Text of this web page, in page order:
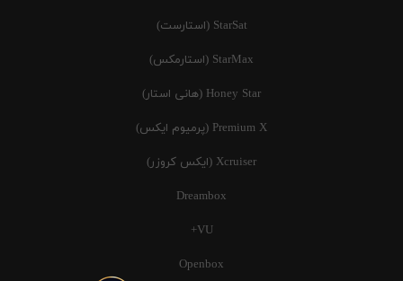
StarSat (استارست)
StarMax (استارمکس)
Honey Star (هانی استار)
Premium X (پرمیوم ایکس)
Xcruiser (ایکس کروزر)
Dreambox
VU+
Openbox